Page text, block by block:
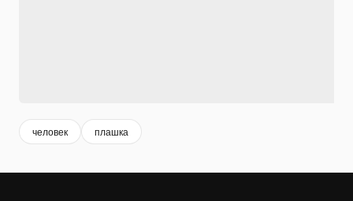
человек плашка